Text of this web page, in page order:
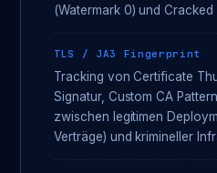
(Watermark 0) und Cracked
TLS / JA3 Fingerprint
Tracking von Certificate
Signatur, Custom CA
zwischen legitimen
Verträge) und krimineller